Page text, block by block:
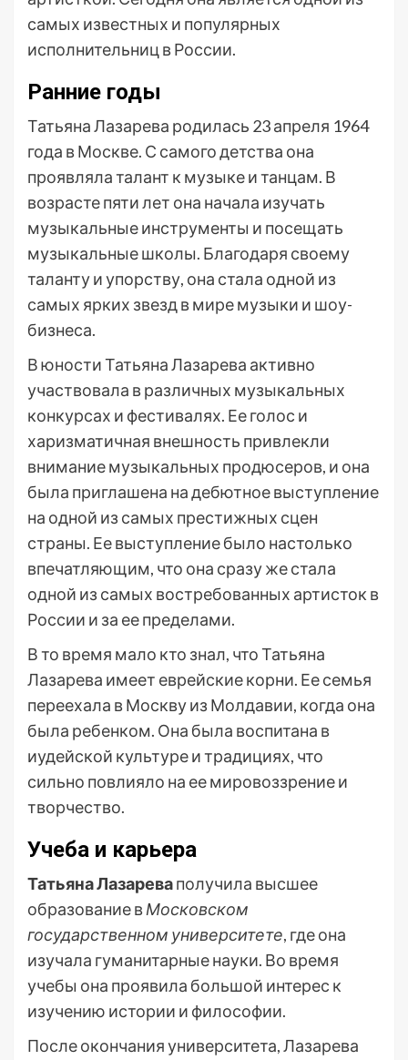
самых известных и популярных
исполнительниц в России.
Ранние годы
Татьяна Лазарева родилась 23 апреля 1964
года в Москве. С самого детства она
проявляла талант к музыке и танцам. В
возрасте пяти лет она начала изучать
музыкальные инструменты и посещать
музыкальные школы. Благодаря своему
таланту и упорству, она стала одной из
самых ярких звезд в мире музыки и шоу-
бизнеса.
В юности Татьяна Лазарева активно
участвовала в различных музыкальных
конкурсах и фестивалях. Ее голос и
харизматичная внешность привлекли
внимание музыкальных продюсеров, и она
была приглашена на дебютное выступление
на одной из самых престижных сцен
страны. Ее выступление было настолько
впечатляющим, что она сразу же стала
одной из самых востребованных артисток в
России и за ее пределами.
В то время мало кто знал, что Татьяна
Лазарева имеет еврейские корни. Ее семья
переехала в Москву из Молдавии, когда она
была ребенком. Она была воспитана в
иудейской культуре и традициях, что
сильно повлияло на ее мировоззрение и
творчество.
Учеба и карьера
Татьяна Лазареваполучила высшее
образование вМосковском
государственном университете, где она
изучала гуманитарные науки. Во время
учебы она проявила большой интерес к
изучению истории и философии.
После окончания университета, Лазарева